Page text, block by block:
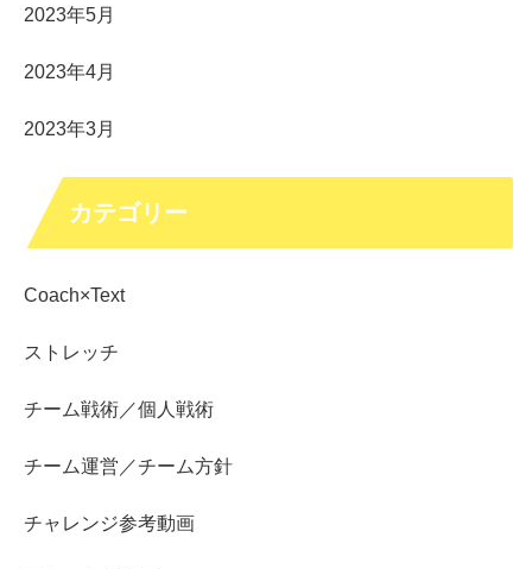
2023年5月
2023年4月
2023年3月
カテゴリー
Coach×Text
ストレッチ
チーム戦術／個人戦術
チーム運営／チーム方針
チャレンジ参考動画